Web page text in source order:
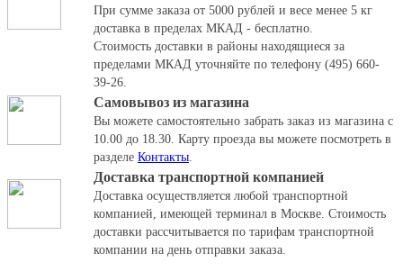
При сумме заказа от 5000 рублей и весе менее 5 кг
доставка в пределах МКАД - бесплатно.
Стоимость доставки в районы находящиеся за
пределами МКАД уточняйте по телефону (495) 660-
39-26.
Самовывоз из магазина
Вы можете самостоятельно забрать заказ из магазина с
10.00 до 18.30. Карту проезда вы можете посмотреть в
разделе Контакты
Доставка транспортной компанией
Доставка осуществляется любой транспортной
компанией, имеющей терминал в Москве. Стоимость
доставки рассчитывается по тарифам транспортной
компании на день отправки заказа.